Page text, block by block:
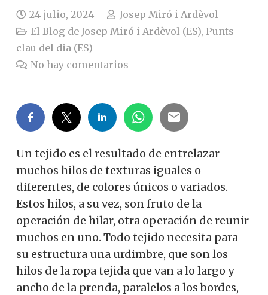
24 julio, 2024
Josep Miró i Ardèvol
El Blog de Josep Miró i Ardèvol (ES),Punts
clau del dia (ES)
No hay comentarios
Un tejido es el resultado de entrelazar
muchos hilos de texturas iguales o
diferentes, de colores únicos o variados.
Estos hilos, a su vez, son fruto de la
operación de hilar, otra operación de reunir
muchos en uno. Todo tejido necesita para
su estructura una urdimbre, que son los
hilos de la ropa tejida que van a lo largo y
ancho de la prenda, paralelos a los bordes,